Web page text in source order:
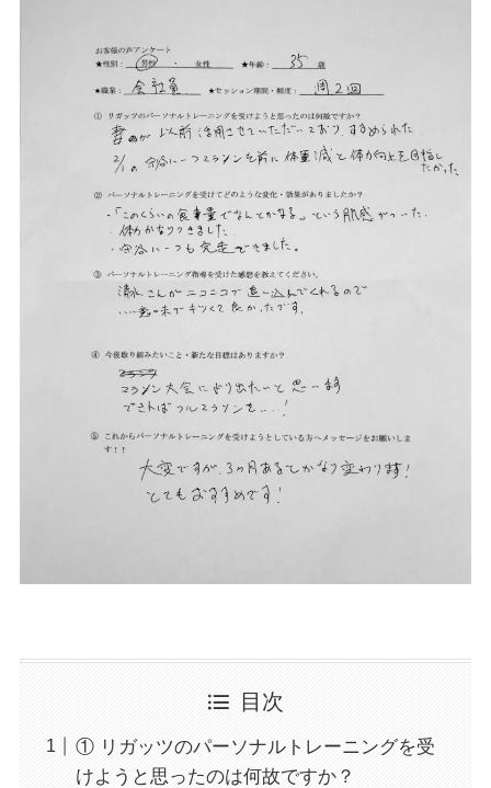
目次
① リガッツのパーソナルトレーニングを受
けようと思ったのは何故ですか？